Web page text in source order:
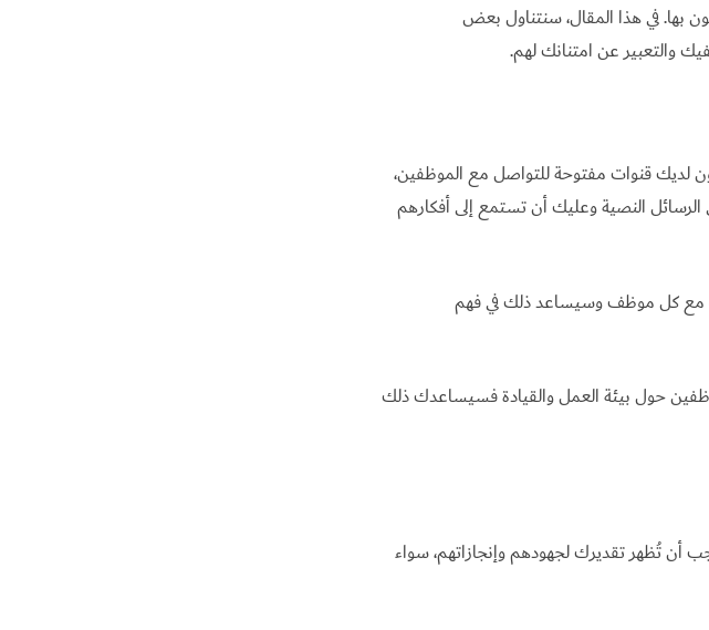
بها. في هذا المقال، سنتناول بعض
والتعبير عن امتنانك لهم.
لديك قنوات مفتوحة للتواصل مع الموظفين،
الرسائل النصية وعليك أن تستمع إلى أفكارهم
كل موظف وسيساعد ذلك في فهم
حول بيئة العمل والقيادة فسيساعدك ذلك
أن تُظهر تقديرك لجهودهم وإنجازاتهم، سواء